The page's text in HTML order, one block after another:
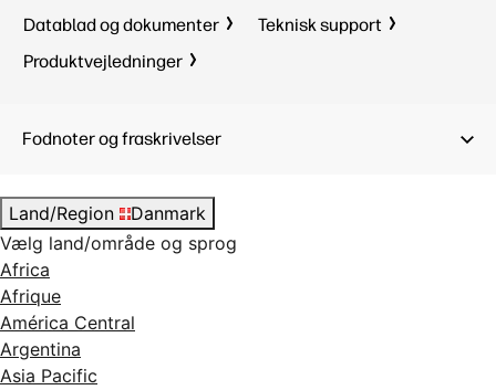
Datablad og dokumenter
Teknisk support
Produktvejledninger
Fodnoter og fraskrivelser
Land/Region
Danmark
Vælg land/område og sprog
Africa
Afrique
América Central
Argentina
Asia Pacific